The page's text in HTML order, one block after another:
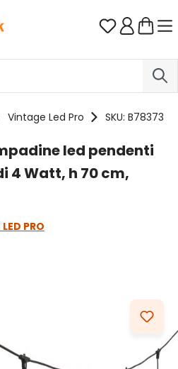
Hai 0
Vintage Led Pro SKU: B78373
led pendenti
4 Watt, h 70 cm,
PRO